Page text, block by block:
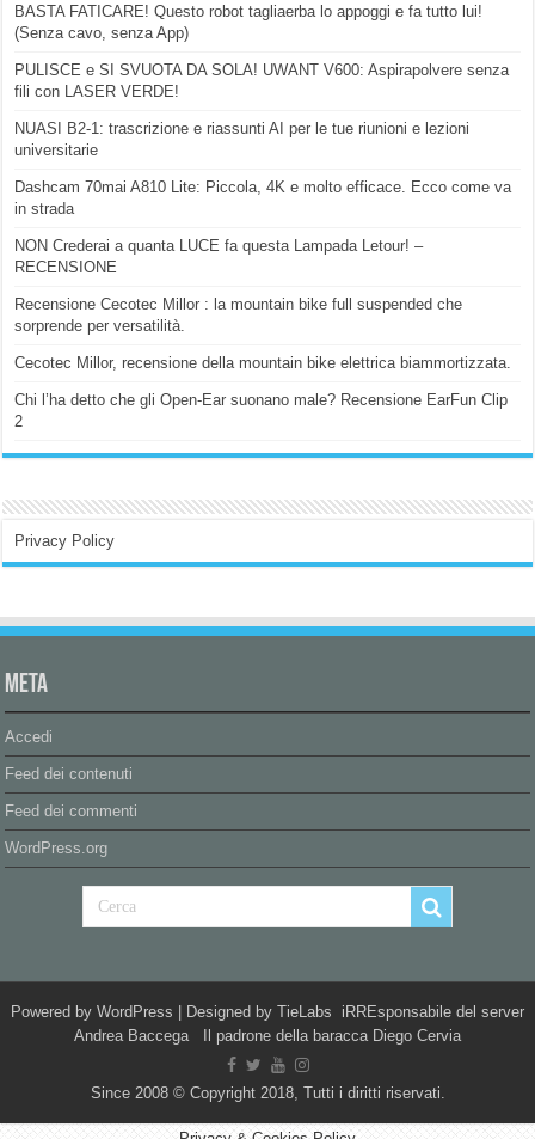
BASTA FATICARE! Questo robot tagliaerba lo appoggi e fa tutto lui!
(Senza cavo, senza App)
PULISCE e SI SVUOTA DA SOLA! UWANT V600: Aspirapolvere senza
fili con LASER VERDE!
NUASI B2-1: trascrizione e riassunti AI per le tue riunioni e lezioni
universitarie
Dashcam 70mai A810 Lite: Piccola, 4K e molto efficace. Ecco come va
in strada
NON Crederai a quanta LUCE fa questa Lampada Letour! –
RECENSIONE
Recensione Cecotec Millor : la mountain bike full suspended che
sorprende per versatilità.
Cecotec Millor, recensione della mountain bike elettrica biammortizzata.
Chi l’ha detto che gli Open-Ear suonano male? Recensione EarFun Clip
2
Privacy Policy
Meta
Accedi
Feed dei contenuti
Feed dei commenti
WordPress.org
Powered by WordPress | Designed by TieLabs iRREsponsabile del server
Andrea Baccega Il padrone della baracca Diego Cervia
Since 2008 © Copyright 2018, Tutti i diritti riservati.